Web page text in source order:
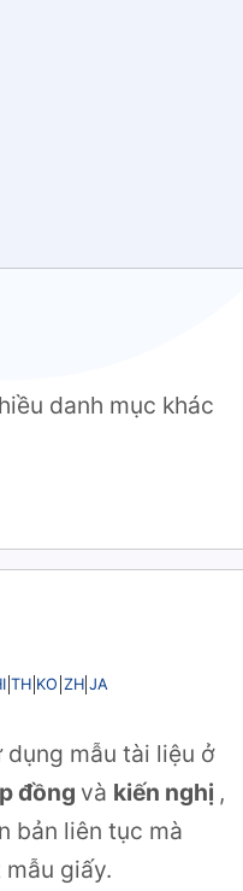
danh mục khác
TH KO ZH JA
dụng mẫu tài liệu ở
đồng và kiến nghị ,
bản liên tục mà
giấy.